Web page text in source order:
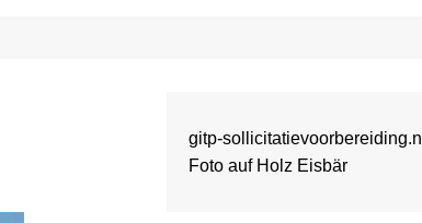
gitp-sollicitatievoorbereiding.nl
Foto auf Holz Eisbär